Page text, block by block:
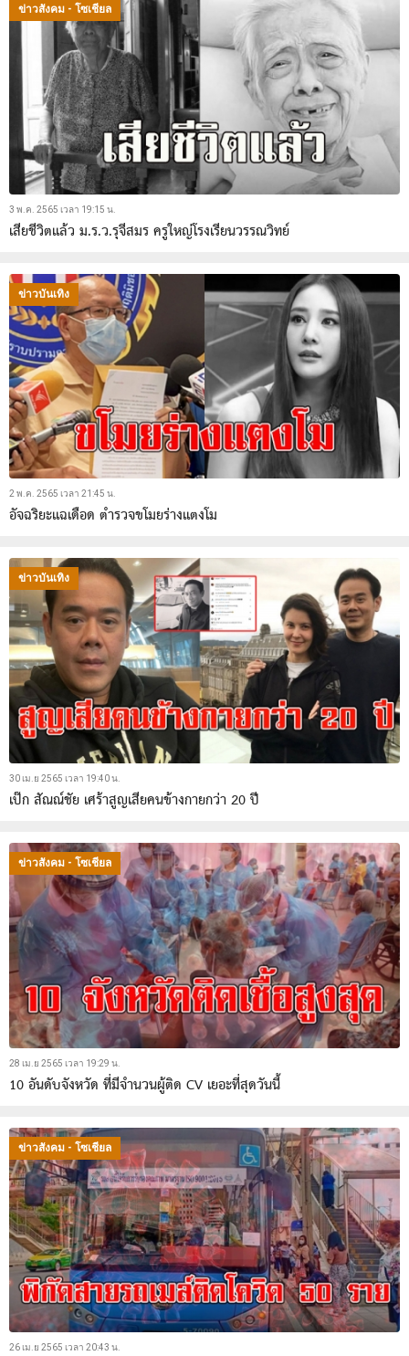
ข่าวสังคม - โซเชียล
3 พ.ค. 2565 เวลา 19:15 น.
เสียชีวิตแล้ว ม.ร.ว.รุจีสมร ครูใหญ่โรงเรียนวรรณวิทย์
ข่าวบันเทิง
2 พ.ค. 2565 เวลา 21:45 น.
อัจฉริยะแฉเดือด ตำรวจขโมยร่างแตงโม
ข่าวบันเทิง
30 เม.ย 2565 เวลา 19:40 น.
เป๊ก สัณณ์ชัย เศร้าสูญเสียคนข้างกายกว่า 20 ปี
ข่าวสังคม - โซเชียล
28 เม.ย 2565 เวลา 19:29 น.
10 อันดับจังหวัด ที่มีจำนวนผู้ติด CV เยอะที่สุดวันนี้
ข่าวสังคม - โซเชียล
26 เม.ย 2565 เวลา 20:43 น.